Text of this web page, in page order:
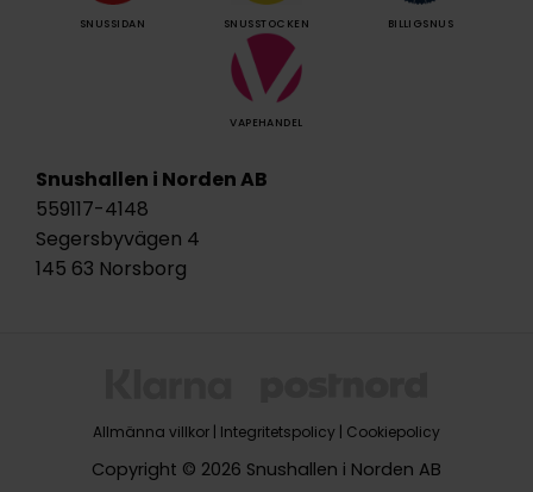
SNUSSIDAN SNUSSTOCKEN BILLIGSNUS
VAPEHANDEL
Snushallen i Norden AB
559117-4148
Segersbyvägen 4
145 63 Norsborg
Allmänna villkor | Integritetspolicy | Cookiepolicy
Copyright © 2026 Snushallen i Norden AB